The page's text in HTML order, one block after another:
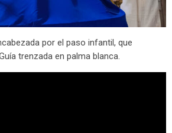
por el paso infantil, que
trenzada en palma blanca.